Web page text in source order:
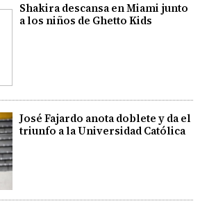
Shakira descansa en Miami junto
a los niños de Ghetto Kids
José Fajardo anota doblete y da el
triunfo a la Universidad Católica